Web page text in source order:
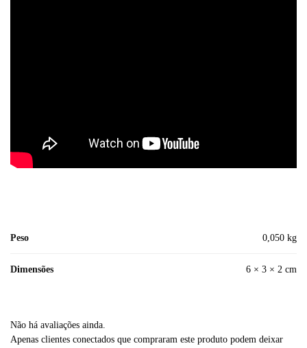
Peso 0,050 kg
Dimensões 6 × 3 × 2 cm
Não há avaliações ainda.
Apenas clientes conectados que compraram este produto podem deixar